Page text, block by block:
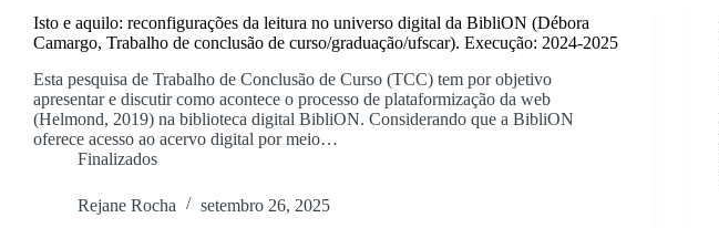
Isto e aquilo: reconfigurações da leitura no universo digital da BibliON (Débora
Camargo, Trabalho de conclusão de curso/graduação/ufscar). Execução: 2024-2025
Esta pesquisa de Trabalho de Conclusão de Curso (TCC) tem por objetivo
apresentar e discutir como acontece o processo de plataformização da web
(Helmond, 2019) na biblioteca digital BibliON. Considerando que a BibliON
oferece acesso ao acervo digital por meio…
Finalizados
Rejane Rocha setembro 26, 2025